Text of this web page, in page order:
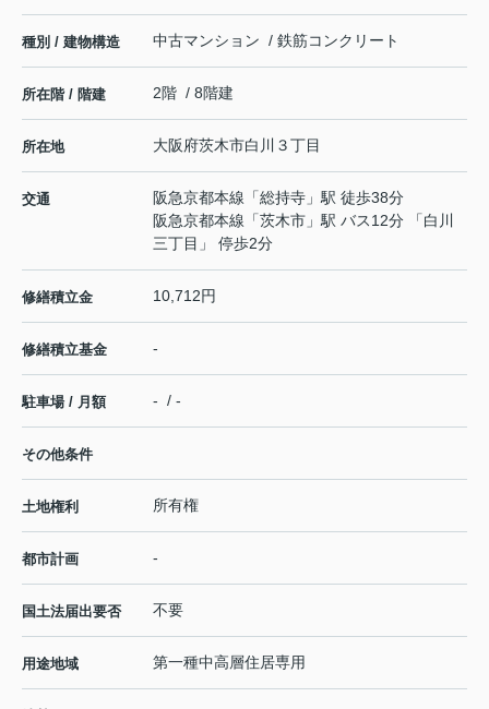
種別 / 建物構造 中古マンション / 鉄筋コンクリート
所在階 / 階建 2階 / 8階建
所在地 大阪府茨木市白川 ３丁目
交通 阪急京都本線 「総持寺 」駅 徒歩38分
阪急京都本線 「茨木市 」駅 バス12分 「白川
三丁目」 停歩2分
修繕積立金 10,712円
修繕積立基金 -
駐車場 / 月額 - / -
その他条件
土地権利 所有権
都市計画 -
国土法届出要否 不要
用途地域 第一種中高層住居専用